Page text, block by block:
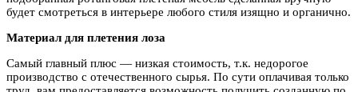
будет смотреться в интерьере любого стиля изящно и органично.
Материал для плетения лоза
Самый главный плюс — низкая стоимость, т.к. недорогое
производство с отечественного сырья. По сути оплачивая только